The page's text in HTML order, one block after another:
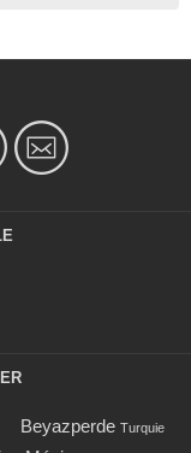
Beyazperde Turquie